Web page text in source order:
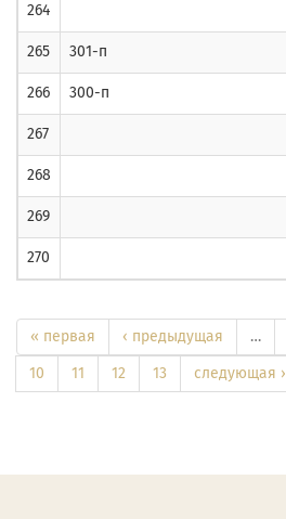
264
265 301-п
266 300-п
267
268
269
270
« первая ‹ предыдущая …
10
11 12 13 следующая ›